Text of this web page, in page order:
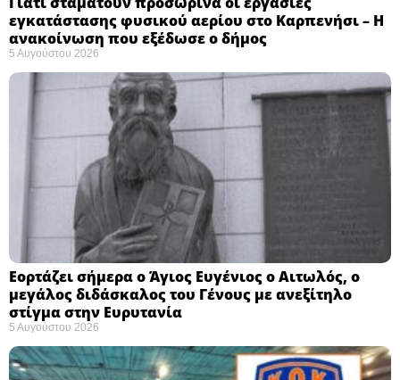
εγκατάστασης φυσικού αερίου στο Καρπενήσι – Η
ανακοίνωση που εξέδωσε ο δήμος
5 Αυγούστου 2026
Εορτάζει σήμερα ο Άγιος Ευγένιος ο Αιτωλός, ο
μεγάλος διδάσκαλος του Γένους με ανεξίτηλο
στίγμα στην Ευρυτανία
5 Αυγούστου 2026